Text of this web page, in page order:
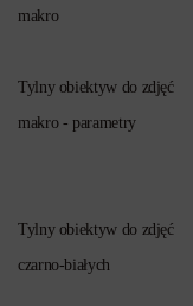
makro
Tylny obiektyw do zdjęć
makro - parametry
Tylny obiektyw do zdjęć
czarno-białych